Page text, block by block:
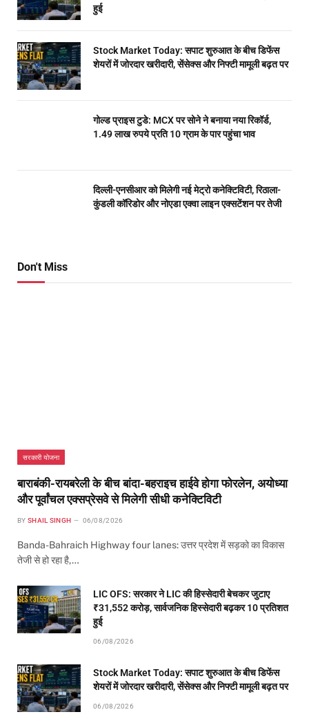
हुई
Stock Market Today: सपाट शुरुआत के बीच डिफेंस
शेयरों में जोरदार खरीदारी, सेंसेक्स और निफ्टी मामूली बढ़त पर
गोल्ड प्राइस टुडे: MCX पर सोने ने बनाया नया रिकॉर्ड,
1.49 लाख रुपये प्रति 10 ग्राम के पार पहुंचा भाव
दिल्ली-एनसीआर को मिलेगी नई मेट्रो कनेक्टिविटी, रिठाला-
कुंडली कॉरिडोर और नोएडा एक्वा लाइन एक्सटेंशन पर तेजी
Don't Miss
सरकारी योजना
बाराबंकी-रायबरेली के बीच बांदा-बहराइच हाईवे होगा फोरलेन, अयोध्या
और पूर्वांचल एक्सप्रेसवे से मिलेगी सीधी कनेक्टिविटी
BY SHAIL SINGH 06/08/2026
Banda-Bahraich Highway four lanes: उत्तर प्रदेश में सड़को का विकास
तेजी से हो रहा है,…
LIC OFS: सरकार ने LIC की हिस्सेदारी बेचकर जुटाए
₹31,552 करोड़, सार्वजनिक हिस्सेदारी बढ़कर 10 प्रतिशत
हुई
06/08/2026
Stock Market Today: सपाट शुरुआत के बीच डिफेंस
शेयरों में जोरदार खरीदारी, सेंसेक्स और निफ्टी मामूली बढ़त पर
06/08/2026